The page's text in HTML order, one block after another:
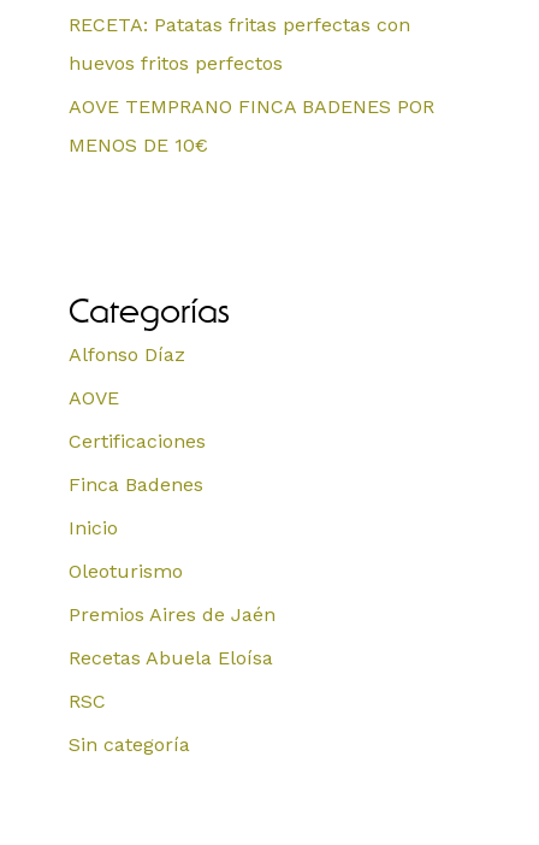
RECETA: Patatas fritas perfectas con
huevos fritos perfectos
AOVE TEMPRANO FINCA BADENES POR
MENOS DE 10€
Categorías
Alfonso Díaz
AOVE
Certificaciones
Finca Badenes
Inicio
Oleoturismo
Premios Aires de Jaén
Recetas Abuela Eloísa
RSC
Sin categoría